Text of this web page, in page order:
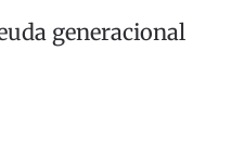
generacional